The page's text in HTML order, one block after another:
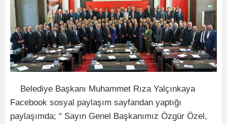
Belediye Başkanı Muhammet Rıza Yalçınkaya
Facebook sosyal paylaşım sayfandan yaptığı
paylaşımda; “ Sayın Genel Başkanımız Özgür Özel,